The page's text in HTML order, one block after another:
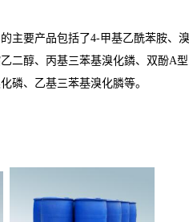
主要产品包括了4-甲基乙酰苯胺、
二醇、丙基三苯基溴化鏻、双酚A
磷、乙基三苯基溴化膦等。